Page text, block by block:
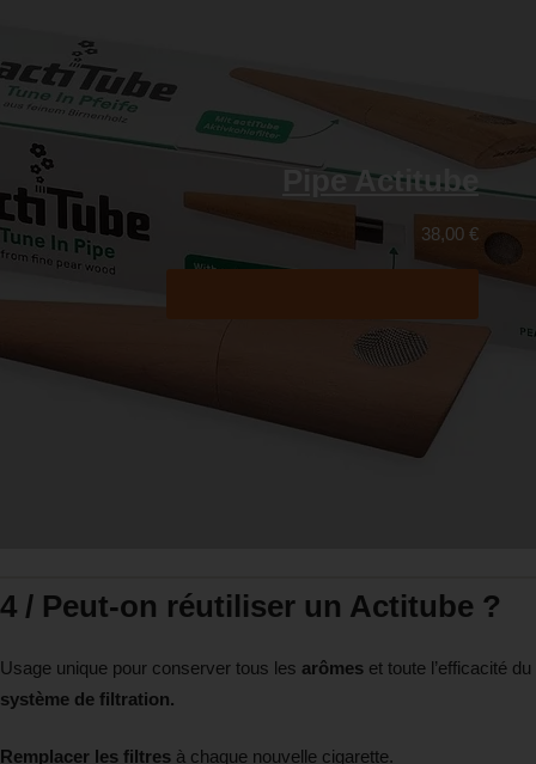
Pipe Actitube
38,00 €
4 / Peut-on réutiliser un Actitube ?
Usage unique pour conserver tous les arômes et toute l’efficacité du
système de filtration.
Remplacer les filtres à chaque nouvelle cigarette.